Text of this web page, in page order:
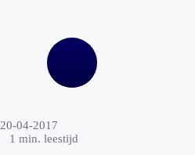
20-04-2017
1 min. leestijd